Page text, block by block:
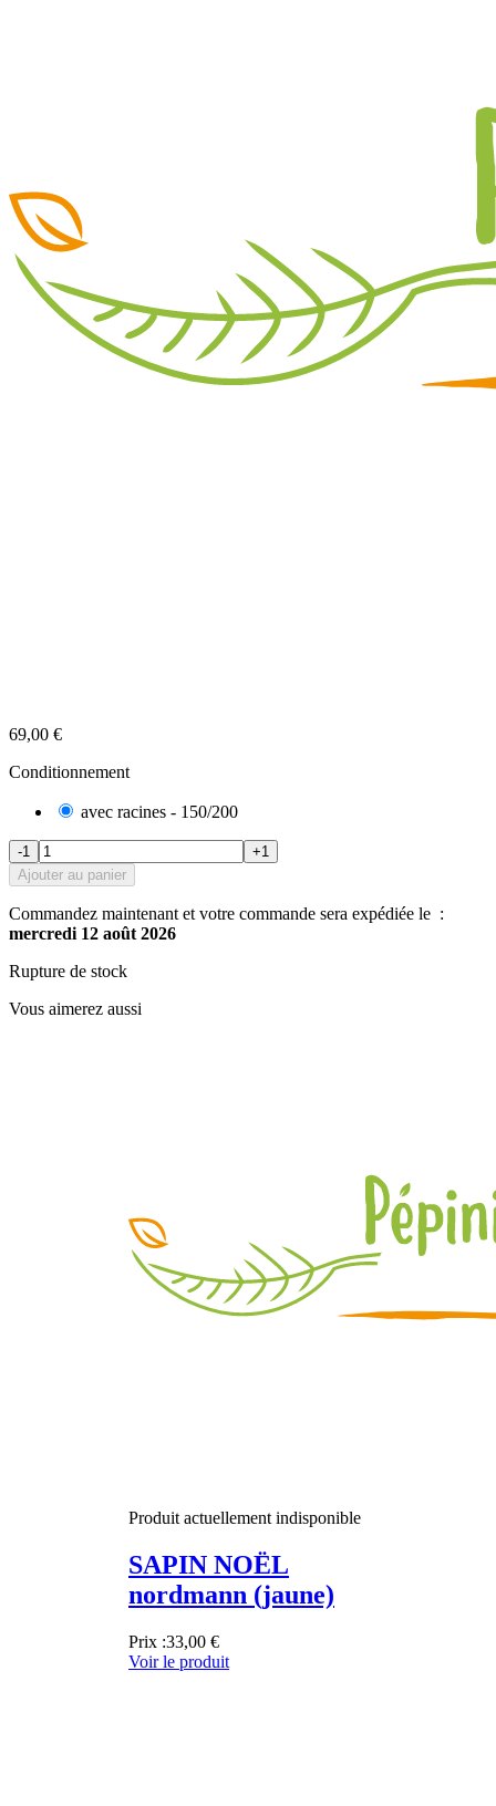
69,00 €
Conditionnement
avec racines - 150/200
-1
+1
Ajouter au panier
Commandez maintenant et votre commande sera expédiée le :
mercredi 12 août 2026
Rupture de stock
Vous aimerez aussi
Produit actuellement indisponible
SAPIN NOËL
nordmann (jaune)
Prix :33,00 €
Voir le produit